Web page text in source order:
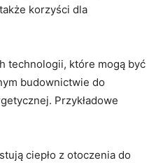
korzyści ⁢dla
technologii, które mogą być
budownictwie⁤ do
Przykładowe
ciepło​ z otoczenia do